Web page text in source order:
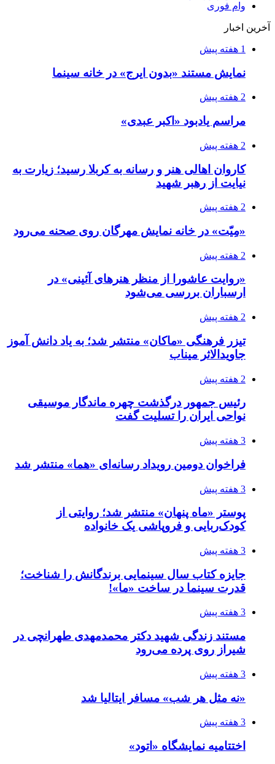
وام فوری
آخرین اخبار
1 هفته پیش
نمایش مستند «بدون ایرج» در خانه سینما
2 هفته پیش
مراسم یادبود «اکبر عبدی»
2 هفته پیش
کاروان اهالی هنر و رسانه به کربلا رسید؛ زیارت به
نیایت از رهبر شهید
2 هفته پیش
«مِیّت» در خانه نمایش مهرگان روی صحنه می‌رود
2 هفته پیش
«روایت عاشورا از منظر هنرهای آئینی» در
ارسباران بررسی می‌شود
2 هفته پیش
تیزر فرهنگی «ماکان» منتشر شد؛ به یاد دانش آموز
جاویدالاثر میناب
2 هفته پیش
رئیس جمهور درگذشت چهره ماندگار موسیقی
نواحی ایران را تسلیت گفت
3 هفته پیش
فراخوان دومین رویداد رسانه‌ای «هما» منتشر شد
3 هفته پیش
پوستر «ماه پنهان» منتشر شد؛ روایتی از
کودک‌ربایی و فروپاشی یک خانواده
3 هفته پیش
جایزه کتاب سال سینمایی برندگانش را شناخت؛
قدرت سینما در ساخت «ما»!
3 هفته پیش
مستند زندگی شهید دکتر محمدمهدی طهرانچی در
شیراز روی پرده می‌رود
3 هفته پیش
«نه مثل هر شب» مسافر ایتالیا شد
3 هفته پیش
اختتامیه نمایشگاه «اتود»